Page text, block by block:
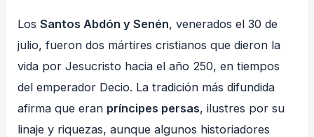
LosSantos Abdón y Senén, venerados el 30 de
julio, fueron dos mártires cristianos que dieron la
vida por Jesucristo hacia el año 250, en tiempos
del emperador Decio. La tradición más difundida
afirma que eran príncipes persas, ilustres por su
linaje y riquezas, aunque algunos historiadores